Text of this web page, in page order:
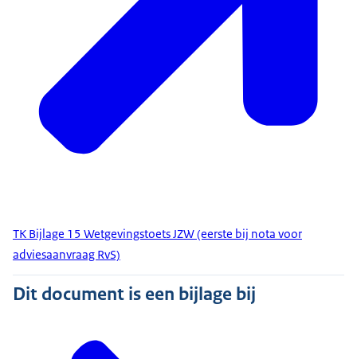
TK Bijlage 15 Wetgevingstoets JZW (eerste bij nota voor
adviesaanvraag RvS)
Dit document is een bijlage bij